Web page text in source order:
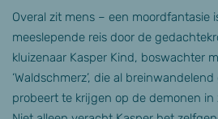
Overal zit mens – een moordfantasie
meeslepende reis door de
kluizenaar Kasper Kind, boswachter
‘Waldschmerz’, die al breinwandelend
probeert te krijgen op de demonen in